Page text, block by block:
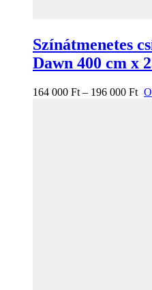
Színátmenetes
Dawn 400 cm x
164 000 Ft – 196 000 Ft